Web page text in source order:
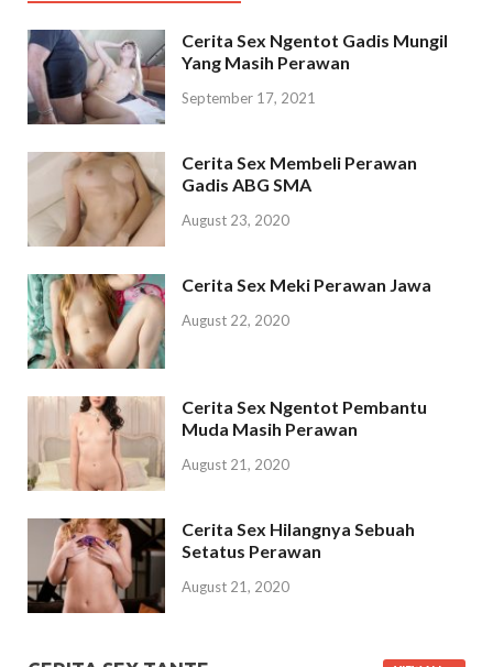
Cerita Sex Ngentot Gadis Mungil
Yang Masih Perawan
September 17, 2021
Cerita Sex Membeli Perawan
Gadis ABG SMA
August 23, 2020
Cerita Sex Meki Perawan Jawa
August 22, 2020
Cerita Sex Ngentot Pembantu
Muda Masih Perawan
August 21, 2020
Cerita Sex Hilangnya Sebuah
Setatus Perawan
August 21, 2020